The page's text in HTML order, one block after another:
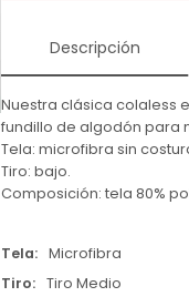
Descripción
Nuestra clásica colaless
fundillo de algodón para
Tela: microfibra sin
Tiro: bajo.
Composición: tela 80%
Tela
Microfibra
Tiro
Tiro Medio